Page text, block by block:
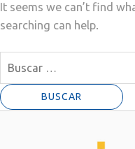
It seems we can’t find
searching can help.